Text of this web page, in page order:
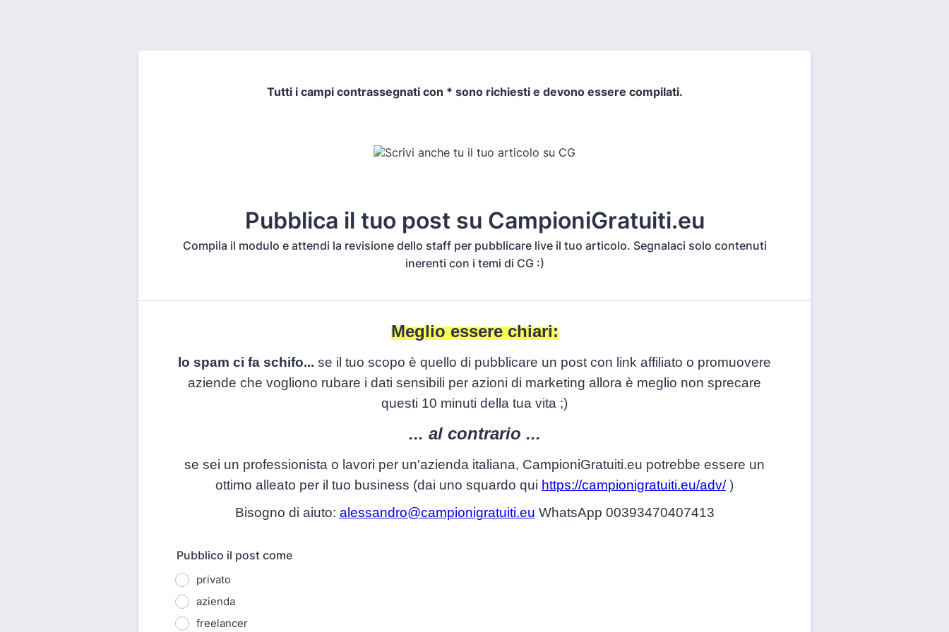
Tutti i campi contrassegnati con * sono richiesti e devono essere compilati.
Pubblica il tuo post su CampioniGratuiti.eu
Compila il modulo e attendi la revisione dello staff per pubblicare live il tuo articolo. Segnalaci solo contenuti
inerenti con i temi di CG :)
Meglio essere chiari:
lo spam ci fa schifo... se il tuo scopo è quello di pubblicare un post con link affiliato o promuovere
aziende che vogliono rubare i dati sensibili per azioni di marketing allora è meglio non sprecare
questi 10 minuti della tua vita ;)
... al contrario ...
se sei un professionista o lavori per un'azienda italiana, CampioniGratuiti.eu potrebbe essere un
ottimo alleato per il tuo business (dai uno squardo qui https://campionigratuiti.eu/adv/)
Bisogno di aiuto: alessandro@campionigratuiti.eu WhatsApp 00393470407413
Pubblico il post come
privato
azienda
freelancer